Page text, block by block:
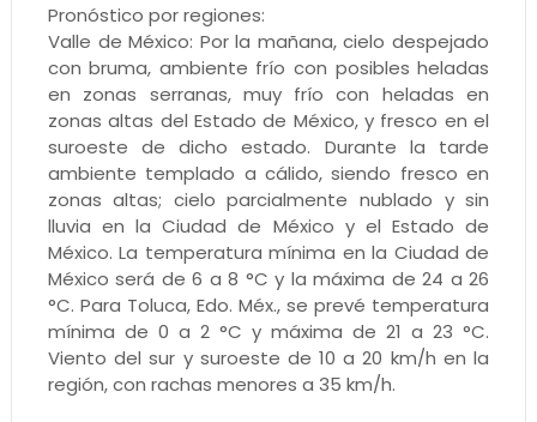
Pronóstico por regiones:
Valle de México: Por la mañana, cielo despejado
con bruma, ambiente frío con posibles heladas
en zonas serranas, muy frío con heladas en
zonas altas del Estado de México, y fresco en el
suroeste de dicho estado. Durante la tarde
ambiente templado a cálido, siendo fresco en
zonas altas; cielo parcialmente nublado y sin
lluvia en la Ciudad de México y el Estado de
México. La temperatura mínima en la Ciudad de
México será de 6 a 8 °C y la máxima de 24 a 26
°C. Para Toluca, Edo. Méx., se prevé temperatura
mínima de 0 a 2 °C y máxima de 21 a 23 °C.
Viento del sur y suroeste de 10 a 20 km/h en la
región, con rachas menores a 35 km/h.